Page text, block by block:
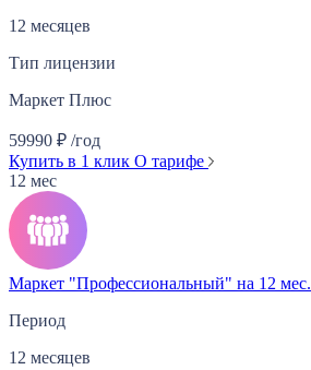
12 месяцев
Тип лицензии
Маркет Плюс
59990 ₽ /год
Купить в 1 клик О тарифе
12 мес
Маркет "Профессиональный" на 12 мес.
Период
12 месяцев